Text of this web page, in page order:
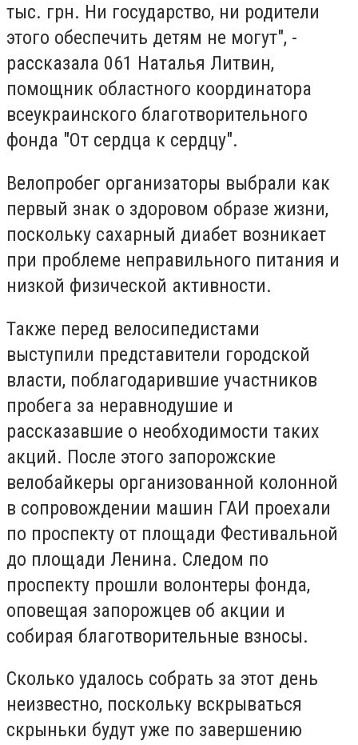
тыс. грн. Ни государство, ни родители
этого обеспечить детям не могут", -
рассказала 061 Наталья Литвин,
помощник областного координатора
всеукраинского благотворительного
фонда "От сердца к сердцу".
Велопробег организаторы выбрали как
первый знак о здоровом образе жизни,
поскольку сахарный диабет возникает
при проблеме неправильного питания и
низкой физической активности.
Также перед велосипедистами
выступили представители городской
власти, поблагодарившие участников
пробега за неравнодушие и
рассказавшие о необходимости таких
акций. После этого запорожские
велобайкеры организованной колонной
в сопровождении машин ГАИ проехали
по проспекту от площади Фестивальной
до площади Ленина. Следом по
проспекту прошли волонтеры фонда,
оповещая запорожцев об акции и
собирая благотворительные взносы.
Сколько удалось собрать за этот день
неизвестно, поскольку вскрываться
скрыньки будут уже по завершению